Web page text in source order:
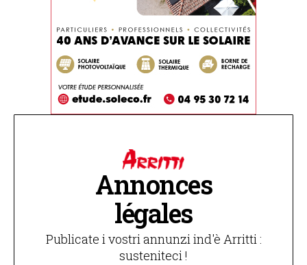
Annonces
légales
Publicate i vostri annunzi ind'è Arritti :
susteniteci !